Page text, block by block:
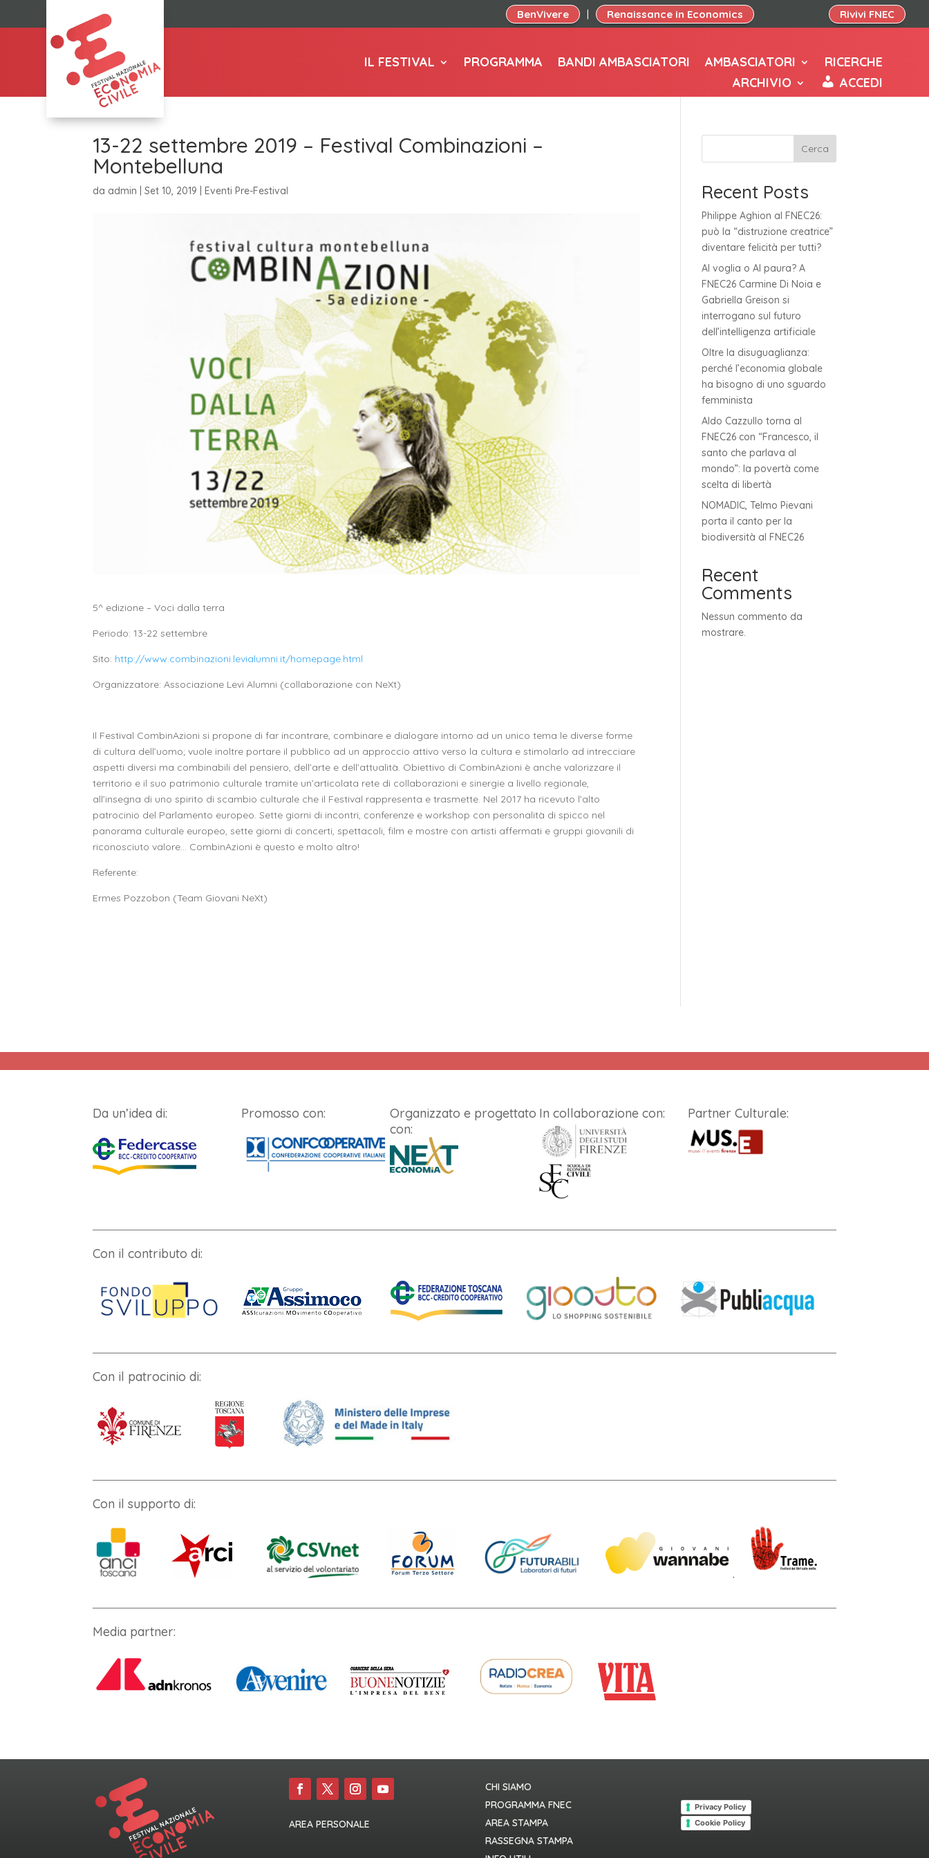
BenVivere Renaissance in Economics Rivivi FNEC
IL FESTIVAL PROGRAMMA BANDI AMBASCIATORI AMBASCIATORI
RICERCHE
ARCHIVIO
ACCEDI
13-22 settembre 2019 – Festival Combinazioni –
Montebelluna
da admin |Set 10, 2019 |Eventi Pre-Festival
5^ edizione – Voci dalla terra
Periodo: 13-22 settembre
Sito: http://www.combinazioni.levialumni.it/homepage.html
Organizzatore: Associazione Levi Alumni (collaborazione con NeXt)
Il Festival CombinAzioni si propone di far incontrare, combinare e dialogare intorno ad un unico tema le diverse forme
di cultura dell’uomo; vuole inoltre portare il pubblico ad un approccio attivo verso la cultura e stimolarlo ad intrecciare
aspetti diversi ma combinabili del pensiero, dell’arte e dell’attualità. Obiettivo di CombinAzioni è anche valorizzare il
territorio e il suo patrimonio culturale tramite un’articolata rete di collaborazioni e sinergie a livello regionale,
all’insegna di uno spirito di scambio culturale che il Festival rappresenta e trasmette. Nel 2017 ha ricevuto l’alto
patrocinio del Parlamento europeo. Sette giorni di incontri, conferenze e workshop con personalità di spicco nel
panorama culturale europeo, sette giorni di concerti, spettacoli, film e mostre con artisti affermati e gruppi giovanili di
riconosciuto valore… CombinAzioni è questo e molto altro!
Referente:
Ermes Pozzobon (Team Giovani NeXt)
Cerca
Recent Posts
Philippe Aghion al FNEC26:
può la “distruzione creatrice”
diventare felicità per tutti?
AI voglia o AI paura? A
FNEC26 Carmine Di Noia e
Gabriella Greison si
interrogano sul futuro
dell’intelligenza artificiale
Oltre la disuguaglianza:
perché l’economia globale
ha bisogno di uno sguardo
femminista
Aldo Cazzullo torna al
FNEC26 con “Francesco, il
santo che parlava al
mondo”: la povertà come
scelta di libertà
NOMADIC, Telmo Pievani
porta il canto per la
biodiversità al FNEC26
Recent
Comments
Nessun commento da
mostrare.
Da un’idea di: Promosso con:
Organizzato e progettato
con:
In collaborazione con: Partner Culturale:
Con il contributo di:
Con il patrocinio di:
Con il supporto di:
.
Media partner:
AREA PERSONALE
CHI SIAMO
PROGRAMMA FNEC
AREA STAMPA
RASSEGNA STAMPA
Privacy Policy
Cookie Policy